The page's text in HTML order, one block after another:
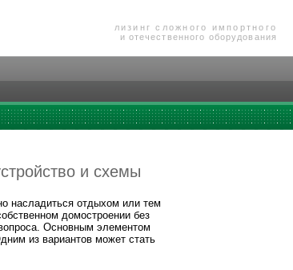
лизинг сложного импортного
и отечественного оборудования
и схемы
насладиться отдыхом или тем
домостроении без
Основным элементом
из вариантов может стать